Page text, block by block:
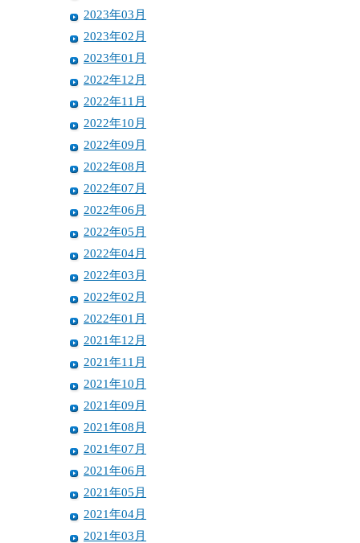
2023年03月
2023年02月
2023年01月
2022年12月
2022年11月
2022年10月
2022年09月
2022年08月
2022年07月
2022年06月
2022年05月
2022年04月
2022年03月
2022年02月
2022年01月
2021年12月
2021年11月
2021年10月
2021年09月
2021年08月
2021年07月
2021年06月
2021年05月
2021年04月
2021年03月